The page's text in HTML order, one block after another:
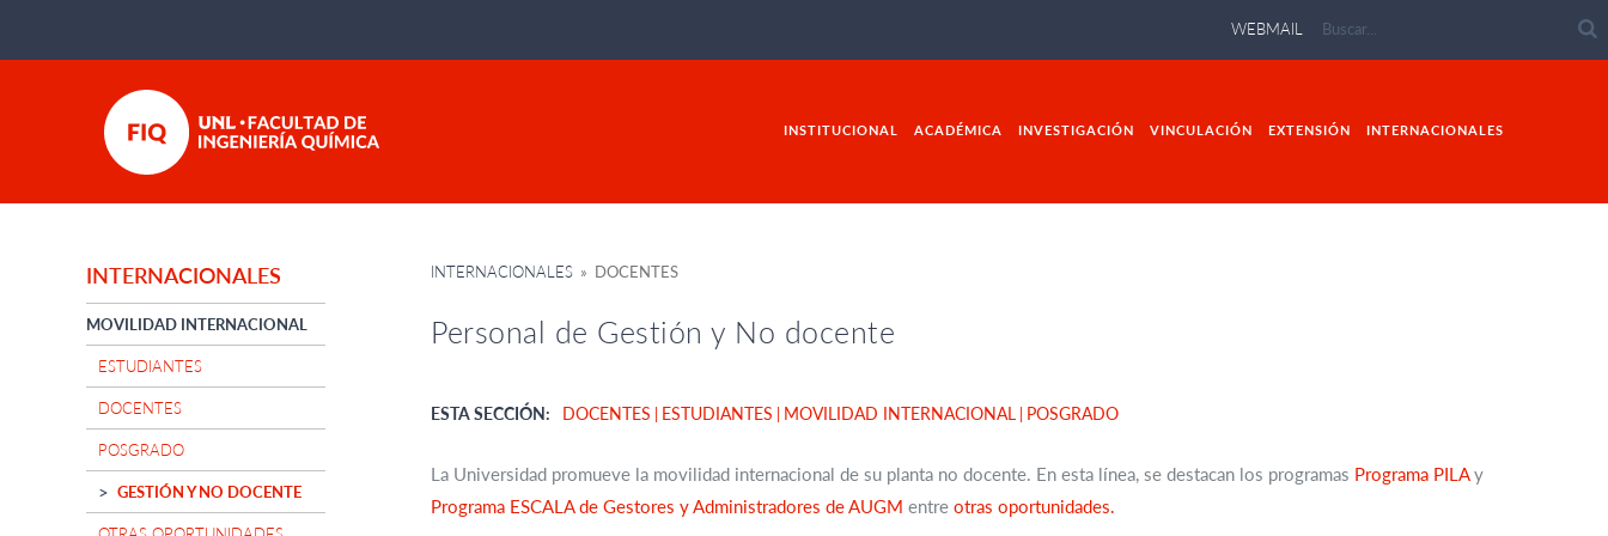
WEBMAIL
INSTITUCIONAL ACADÉMICA INVESTIGACIÓN VINCULACIÓN EXTENSIÓN INTERNACIONALES
INTERNACIONALES
MOVILIDAD INTERNACIONAL
ESTUDIANTES
DOCENTES
POSGRADO
GESTIÓN Y NO DOCENTE
INTERNACIONALES » DOCENTES
Personal de Gestión y No docente
ESTA SECCIÓN: DOCENTES ESTUDIANTES MOVILIDAD INTERNACIONAL POSGRADO
La Universidad promueve la movilidad internacional de su planta no docente. En esta línea, se destacan los programas Programa PILAy
Programa ESCALA de Gestores y Administradores de AUGM entre otras oportunidades.